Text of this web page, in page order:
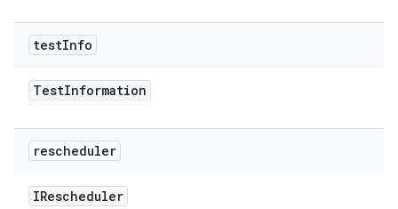
testInfo
TestInformation
rescheduler
IRescheduler